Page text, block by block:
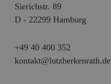
Sierichstr. 89
D - 22299 Hamburg
+49 40 400 352
kontakt@lutzherkenrath.de